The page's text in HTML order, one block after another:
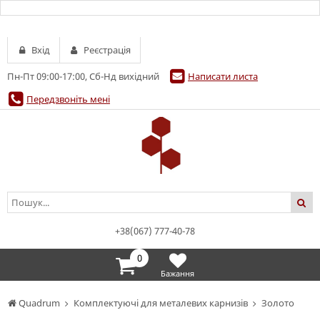
Quadrum Комплектуючі для металевих карнизів
Золото
Пн-Пт 09:00-17:00, Сб-Нд вихідний
Написати листа
Передзвоніть мені
Вхід Реєстрація
+38(067) 777-40-78
0
Бажання